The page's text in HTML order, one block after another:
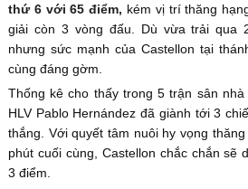
thứ 6 với 65 điểm, kém vị trí thăng
giải còn 3 vòng đấu. Dù vừa trải qua
nhưng sức mạnh của Castellon tại
cùng đáng gờm.
Thống kê cho thấy trong 5 trận sân
HLV Pablo Hernández đã giành tới 3
thắng. Với quyết tâm nuôi hy vọng
phút cuối cùng, Castellon chắc chắn sẽ
3 điểm.